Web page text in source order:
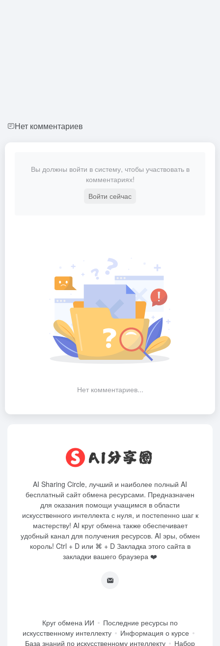
Нет комментариев
Вы должны войти в систему, чтобы участвовать в
комментариях!
Войти сейчас
Нет комментариев...
AI Sharing Circle, лучший и наиболее полный AI
бесплатный сайт обмена ресурсами. Предназначен
для оказания помощи учащимся в области
искусственного интеллекта с нуля, и постепенно шаг к
мастерству! AI круг обмена также обеспечивает
удобный канал для получения ресурсов. AI эры, обмен
король! Ctrl + D или ⌘ + D Закладка этого сайта в
закладки вашего браузера ❤️
Круг обмена ИИ
Последние ресурсы по
искусственному интеллекту
Информация о курсе
База знаний по искусственному интеллекту
Набор